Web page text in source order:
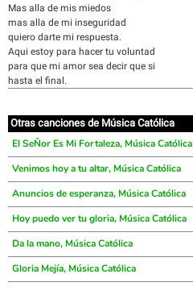
Mas alla de mis miedos
mas alla de mi inseguridad
quiero darte mi respuesta.
Aqui estoy para hacer tu voluntad
para que mi amor sea decir que si
hasta el final.
Otras canciones de Música Católica
El SeÑor Es Mi Fortaleza, Música Católica
Venimos hoy a tu altar, Música Católica
Anuncios de esperanza, Música Católica
Hoy puedo ver tu gloria, Música Católica
Da la mano, Música Católica
Gloria Mejía, Música Católica